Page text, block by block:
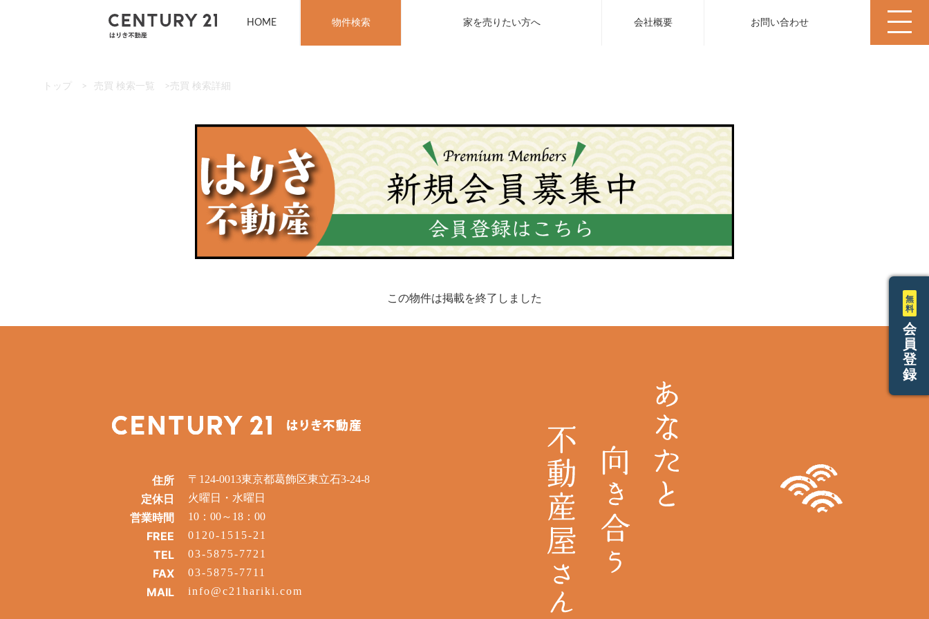
無
料
会
員
登
録
HOME 物件検索 家を売りたい方へ 会社概要 お問い合わせ
トップ > 売買 検索一覧 >売買 検索詳細
この物件は掲載を終了しました
住所 〒124-0013東京都葛飾区東立石3-24-8
定休日 火曜日・水曜日
営業時間 10：00～18：00
FREE 0120-1515-21
TEL 03-5875-7721
FAX 03-5875-7711
MAIL info@c21hariki.com